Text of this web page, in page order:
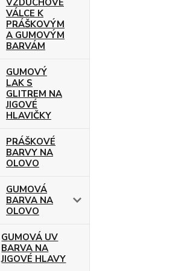
VZDUCHOVÉ
VÁLCE K
PRÁŠKOVÝM
A GUMOVÝM
BARVÁM
GUMOVÝ
LAK S
GLITREM NA
JIGOVÉ
HLAVIČKY
PRÁŠKOVÉ
BARVY NA
OLOVO
GUMOVÁ
BARVA NA
OLOVO
GUMOVÁ UV
BARVA NA
JIGOVÉ HLAVY